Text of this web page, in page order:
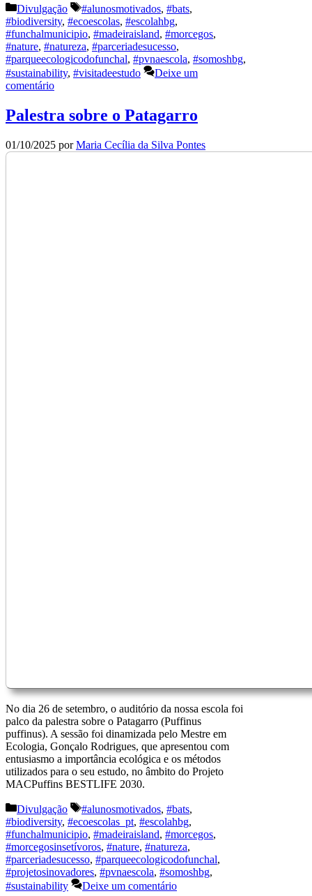
Categorias
Divulgação Etiquetas
#alunosmotivados, #bats,
#biodiversity, #ecoescolas, #escolahbg,
#funchalmunicipio, #madeiraisland, #morcegos,
#nature, #natureza, #parceriadesucesso,
#parqueecologicodofunchal, #pvnaescola, #somoshbg,
#sustainability, #visitadeestudo
Deixe um
comentário
Palestra sobre o Patagarro
01/10/2025 porMaria Cecília da Silva Pontes
No dia 26 de setembro, o auditório da nossa escola foi
palco da palestra sobre o Patagarro (Puffinus
puffinus). A sessão foi dinamizada pelo Mestre em
Ecologia, Gonçalo Rodrigues, que apresentou com
entusiasmo a importância ecológica e os métodos
utilizados para o seu estudo, no âmbito do Projeto
MACPuffins BESTLIFE 2030.
Categorias
Divulgação Etiquetas
#alunosmotivados, #bats,
#biodiversity, #ecoescolas_pt, #escolahbg,
#funchalmunicipio, #madeiraisland, #morcegos,
#morcegosinsetívoros, #nature, #natureza,
#parceriadesucesso, #parqueecologicodofunchal,
#projetosinovadores, #pvnaescola, #somoshbg,
#sustainability
Deixe um comentário